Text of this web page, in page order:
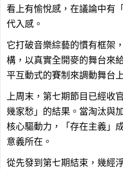
看上有愉悅感，在議論中有
代入感。
它打破音樂綜藝的慣有框架
構，以真實全開麥的舞台來
平互動式的賽制來調動舞台
上周末，第七期節目已經收
幾家愁」的結果。當淘汰與
核心驅動力，「存在主義」
意義所在。
從先發到第七期結束，幾經